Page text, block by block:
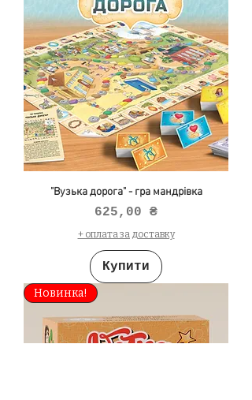
"Вузька дорога" - гра мандрівка
Ціна
625,00 ₴
+ оплата за доставку
Купити
Новинка!